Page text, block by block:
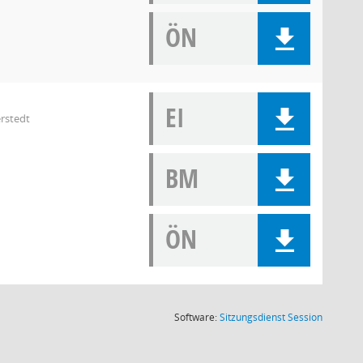
ÖN
EI
BM
ÖN
Software:SitzungsdienstSession(Wird in